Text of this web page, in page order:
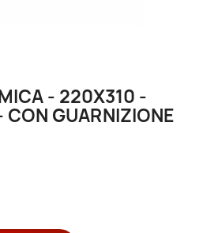
- 220X310 -
GUARNIZIONE